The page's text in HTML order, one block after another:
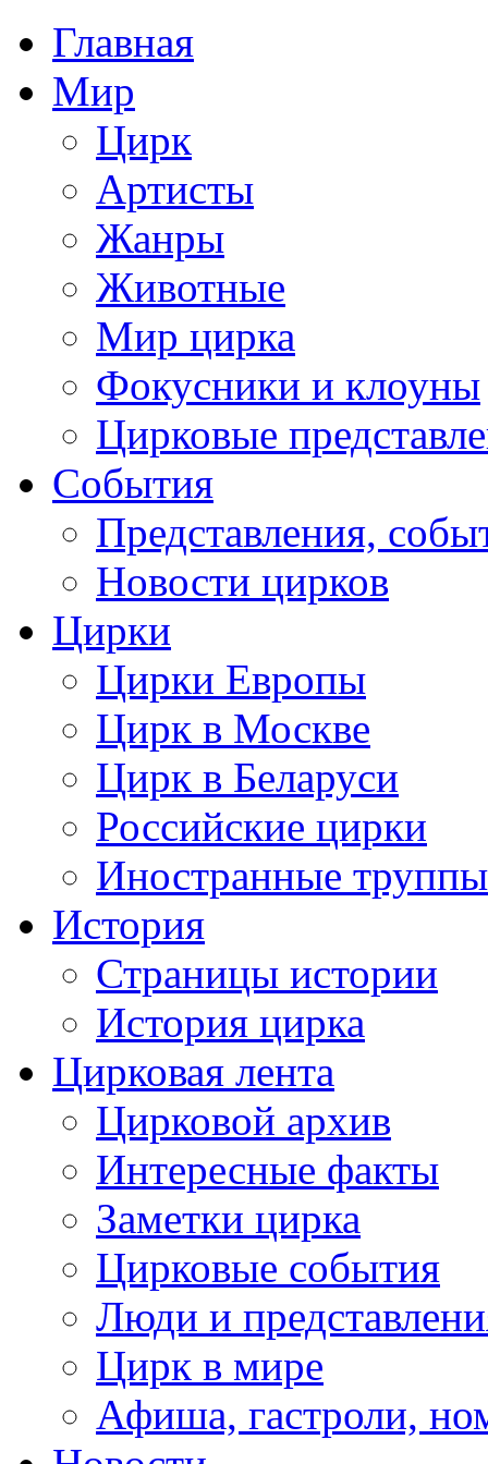
Главная
Мир
Цирк
Артисты
Жанры
Животные
Мир цирка
Фокусники и клоуны
Цирковые
События
Представления,
Новости цирков
Цирки
Цирки Европы
Цирк в Москве
Цирк в Беларуси
Российские цирки
Иностранные труппы
История
Страницы истории
История цирка
Цирковая лента
Цирковой архив
Интересные факты
Заметки цирка
Цирковые события
Люди и
Цирк в мире
Афиша, гастроли,